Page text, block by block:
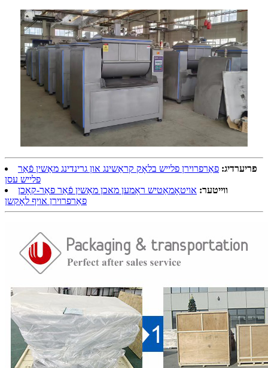
פריערדיג: פאַרפרוירן פלייש בלאָק קראַשינג און גרינדינג מאַשין פֿאַר
פלייש עסן
ווייטער: אויטאָמאַטיש ראַמען מאכן מאַשין פֿאַר פאַר-קאָכן
פאַרפרוירן אויף לאָקשן